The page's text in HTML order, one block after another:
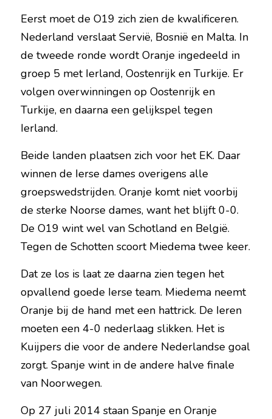
Eerst moet de O19 zich zien de kwalificeren.
Nederland verslaat Servië, Bosnië en Malta. In
de tweede ronde wordt Oranje ingedeeld in
groep 5 met Ierland, Oostenrijk en Turkije. Er
volgen overwinningen op Oostenrijk en
Turkije, en daarna een gelijkspel tegen
Ierland.
Beide landen plaatsen zich voor het EK. Daar
winnen de Ierse dames overigens alle
groepswedstrijden. Oranje komt niet voorbij
de sterke Noorse dames, want het blijft 0-0.
De O19 wint wel van Schotland en België.
Tegen de Schotten scoort Miedema twee keer.
Dat ze los is laat ze daarna zien tegen het
opvallend goede Ierse team. Miedema neemt
Oranje bij de hand met een hattrick. De Ieren
moeten een 4-0 nederlaag slikken. Het is
Kuijpers die voor de andere Nederlandse goal
zorgt. Spanje wint in de andere halve finale
van Noorwegen.
Op 27 juli 2014 staan Spanje en Oranje